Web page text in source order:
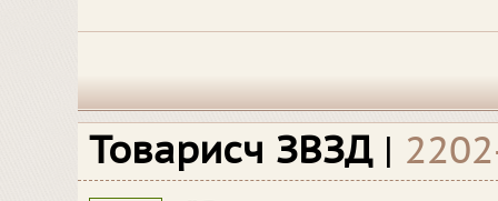
Товарисч ЗВЗД |